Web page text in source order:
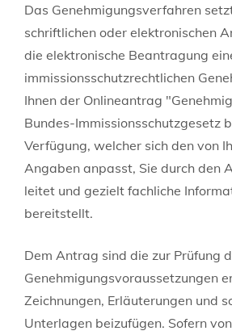
Das Genehmigungsverfahren
schriftlichen oder elektronischen
die elektronische Beantragung
immissionsschutzrechtlichen
Ihnen der Onlineantrag
Bundes-Immissionsschutzgesetz
Verfügung, welcher sich den von
Angaben anpasst, Sie durch den
leitet und gezielt fachliche
bereitstellt.
Dem Antrag sind die zur Prüfung
Genehmigungsvoraussetzungen
Zeichnungen, Erläuterungen und
Unterlagen beizufügen. Sofern